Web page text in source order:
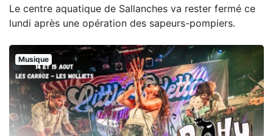
Le centre aquatique de Sallanches va rester fermé ce
lundi après une opération des sapeurs-pompiers.
Musique